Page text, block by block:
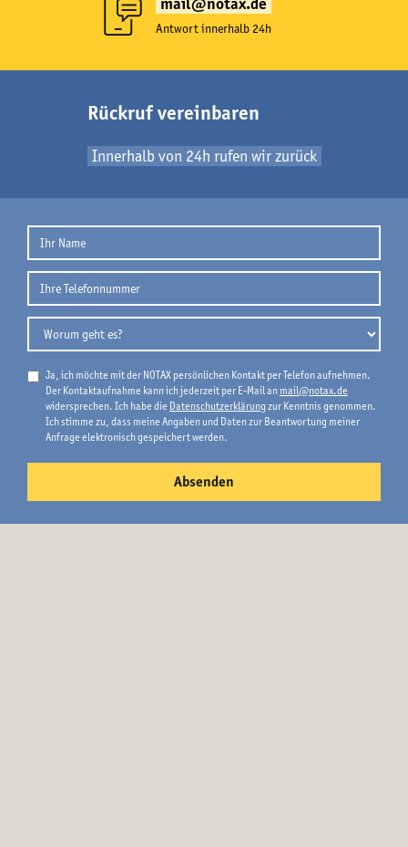
Antwort innerhalb 24h
Rückruf vereinbaren
Innerhalb von 24h rufen wir zurück
Ja, ich möchte mit der NOTAX persönlichen Kontakt per Telefon aufnehmen.
Der Kontaktaufnahme kann ich jederzeit per E-Mail an mail@notax.de
widersprechen. Ich habe die Datenschutzerklärungzur Kenntnis genommen.
Ich stimme zu, dass meine Angaben und Daten zur Beantwortung meiner
Anfrage elektronisch gespeichert werden.